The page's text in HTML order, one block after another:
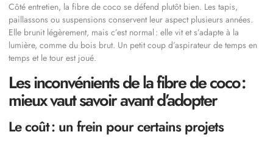
Côté entretien, la fibre de coco se défend plutôt bien. Les tapis,
paillassons ou suspensions conservent leur aspect plusieurs années.
Elle brunit légèrement, mais c’est normal : elle vit et s’adapte à la
lumière, comme du bois brut. Un petit coup d’aspirateur de temps en
temps et le tour est joué.
Les inconvénients de la fibre de coco :
mieux vaut savoir avant d’adopter
Le coût : un frein pour certains projets